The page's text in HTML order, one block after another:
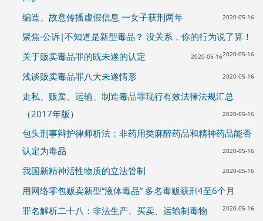
编造、故意传播虚假信息 一女子获刑两年 2020-05-16
聚焦·公诉|不知道是新型毒品？ 没关系，你的行为说了算！
2020-05-16
关于贩卖毒品罪的既未遂的认定 2020-05-16
浅谈贩卖毒品罪八大未遂情形 2020-05-16
走私、贩卖、运输、制造毒品罪现行有效法律法规汇总
（2017年版）
2020-05-16
包头刑事辩护律师析法：非药用类麻醉药品和精神药品能否
认定为毒品
2020-05-16
我国新精神活性物质的立法管制 2020-05-16
用网络零包贩卖新型“液体毒品” 多名毒贩获刑4至6个月
2020-05-16
罪名解析二十八：非法生产、买卖、运输制毒物